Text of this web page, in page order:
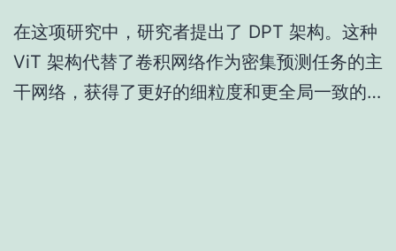
在这项研究中，研究者提出了 DPT 架构。这种
ViT 架构代替了卷积网络作为密集预测任务的主
干网络，获得了更好的细粒度和更全局一致的…